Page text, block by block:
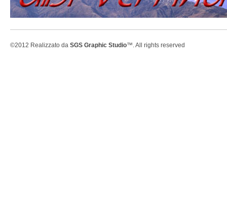
©2012 Realizzato da SGS Graphic Studio™. All rights reserved